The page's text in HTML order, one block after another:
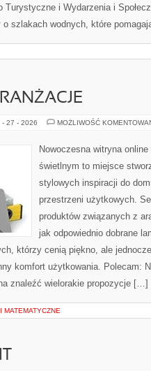
Turystyczne i Wydarzenia i
o szlakach wodnych, które
- 27 - 2026 MOŻLIWOŚĆ
Nowoczesna witryna
świetlnym to miejsce
stylowych inspiracji do
przestrzeni użytkowych.
produktów związanych z
jak odpowiednio dobrane
którzy cenią piękno, ale
komfort użytkowania. Polecam:
znaleźć wielorakie propozycje […]
MATEMATYCZNE